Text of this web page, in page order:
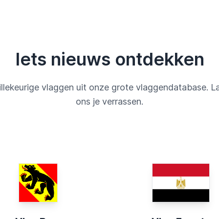
Iets nieuws ontdekken
vlaggen uit onze grote vlaggendatabase.
ons je verrassen.